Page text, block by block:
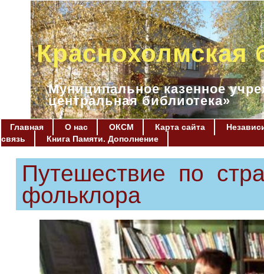
Краснохолмская
Муниципальное казенное
центральная библиотека»
Главная О нас ОКСМ Карта сайта
связь
Книга Памяти. Дополнение
Путешествие по
фольклора